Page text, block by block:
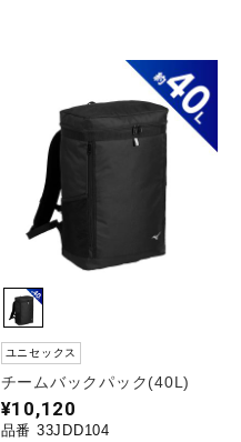
ユニセックス
チームバックパック(40L)
¥10,120
品番 33JDD104